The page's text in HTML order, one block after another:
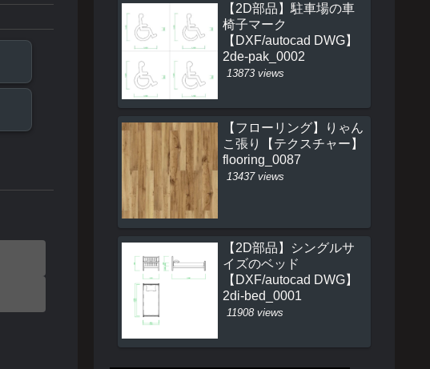
【2D部品】駐車場の車
椅子マーク
【DXF/autocad DWG】
2de-pak_0002
13873 views
【フローリング】りゃん
こ張り【テクスチャー】
flooring_0087
13437 views
【2D部品】シングルサ
イズのベッド
【DXF/autocad DWG】
2di-bed_0001
11908 views